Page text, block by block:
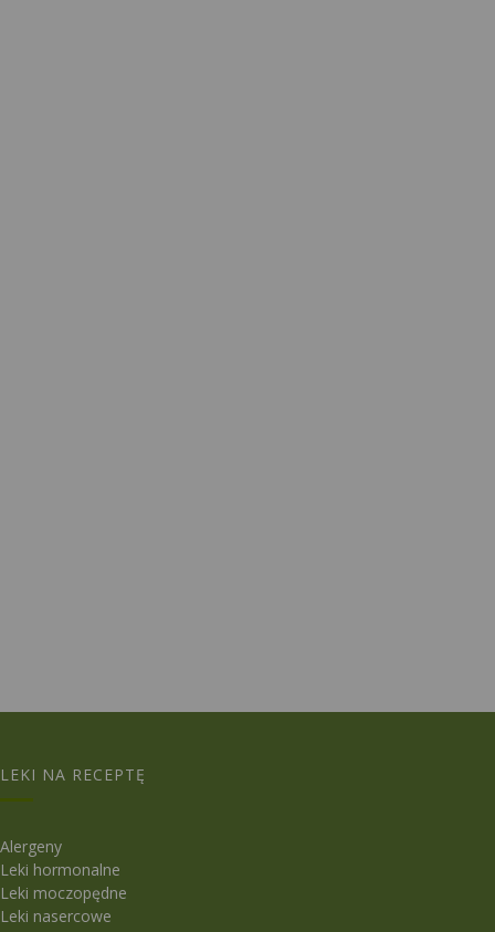
LEKI NA RECEPTĘ
Alergeny
Leki hormonalne
Leki moczopędne
Leki nasercowe